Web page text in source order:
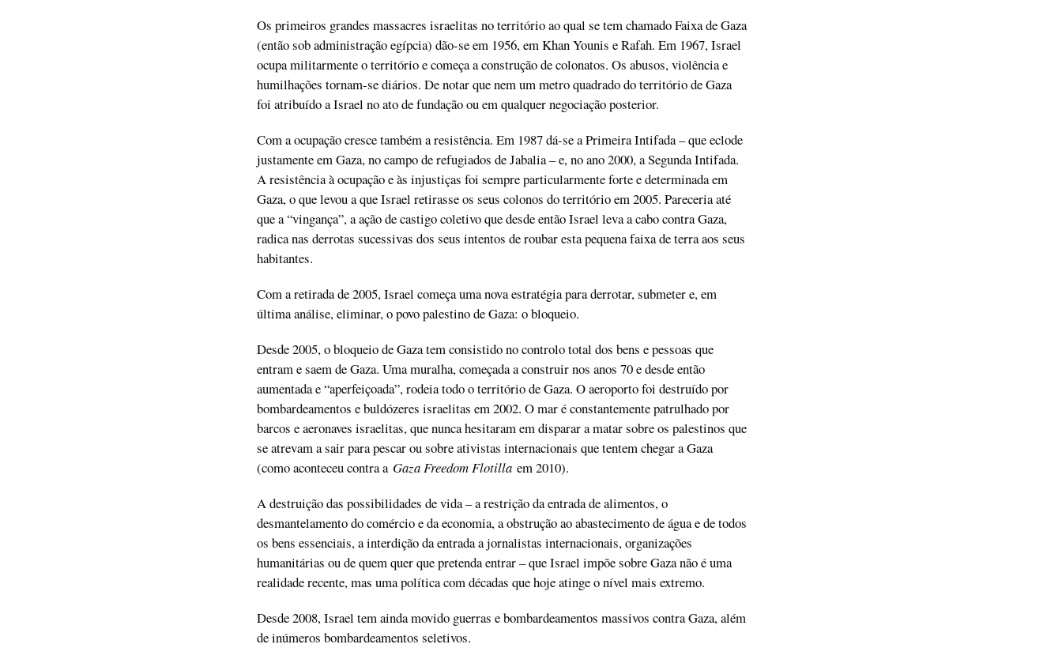
Os primeiros grandes massacres israelitas no território ao qual se tem chamado Faixa de Gaza
(então sob administração egípcia) dão-se em 1956, em Khan Younis e Rafah. Em 1967, Israel
ocupa militarmente o território e começa a construção de colonatos. Os abusos, violência e
humilhações tornam-se diários. De notar que nem um metro quadrado do território de Gaza
foi atribuído a Israel no ato de fundação ou em qualquer negociação posterior.
Com a ocupação cresce também a resistência. Em 1987 dá-se a Primeira Intifada – que eclode
justamente em Gaza, no campo de refugiados de Jabalia – e, no ano 2000, a Segunda Intifada.
A resistência à ocupação e às injustiças foi sempre particularmente forte e determinada em
Gaza, o que levou a que Israel retirasse os seus colonos do território em 2005. Pareceria até
que a “vingança”, a ação de castigo coletivo que desde então Israel leva a cabo contra Gaza,
radica nas derrotas sucessivas dos seus intentos de roubar esta pequena faixa de terra aos seus
habitantes.
Com a retirada de 2005, Israel começa uma nova estratégia para derrotar, submeter e, em
última análise, eliminar, o povo palestino de Gaza: o bloqueio.
Desde 2005, o bloqueio de Gaza tem consistido no controlo total dos bens e pessoas que
entram e saem de Gaza. Uma muralha, começada a construir nos anos 70 e desde então
aumentada e “aperfeiçoada”, rodeia todo o território de Gaza. O aeroporto foi destruído por
bombardeamentos e buldózeres israelitas em 2002. O mar é constantemente patrulhado por
barcos e aeronaves israelitas, que nunca hesitaram em disparar a matar sobre os palestinos que
se atrevam a sair para pescar ou sobre ativistas internacionais que tentem chegar a Gaza
(como aconteceu contra a Gaza Freedom Flotillaem 2010).
A destruição das possibilidades de vida – a restrição da entrada de alimentos, o
desmantelamento do comércio e da economia, a obstrução ao abastecimento de água e de todos
os bens essenciais, a interdição da entrada a jornalistas internacionais, organizações
humanitárias ou de quem quer que pretenda entrar – que Israel impõe sobre Gaza não é uma
realidade recente, mas uma política com décadas que hoje atinge o nível mais extremo.
Desde 2008, Israel tem ainda movido guerras e bombardeamentos massivos contra Gaza, além
de inúmeros bombardeamentos seletivos.